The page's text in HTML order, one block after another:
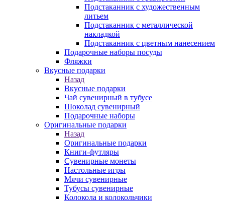
Подстаканник с художественным
литьем
Подстаканник с металлической
накладкой
Подстаканник с цветным нанесением
Подарочные наборы посуды
Фляжки
Вкусные подарки
Назад
Вкусные подарки
Чай сувенирный в тубусе
Шоколад сувенирный
Подарочные наборы
Оригинальные подарки
Назад
Оригинальные подарки
Книги-футляры
Сувенирные монеты
Настольные игры
Мячи сувенирные
Тубусы сувенирные
Колокола и колокольчики